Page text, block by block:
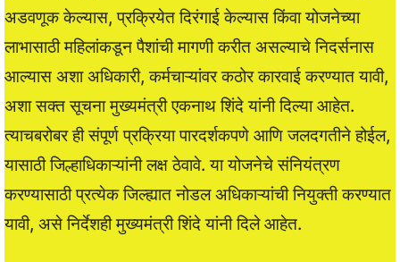
अडवणूक केल्यास, प्रक्रियेत दिरंगाई केल्यास किंवा योजनेच्या
लाभासाठी महिलांकडून पैशांची मागणी करीत असल्याचे निदर्सनास
आल्यास अशा अधिकारी, कर्मचाऱ्यांवर कठोर कारवाई करण्यात यावी,
अशा सक्त सूचना मुख्यमंत्री एकनाथ शिंदे यांनी दिल्या आहेत.
त्याचबरोबर ही संपूर्ण प्रक्रिया पारदर्शकपणे आणि जलदगतीने होईल,
यासाठी जिल्हाधिकाऱ्यांनी लक्ष ठेवावे. या योजनेचे संनियंत्रण
करण्यासाठी प्रत्येक जिल्ह्यात नोडल अधिकाऱ्यांची नियुक्ती करण्यात
यावी, असे निर्देशही मुख्यमंत्री शिंदे यांनी दिले आहेत.